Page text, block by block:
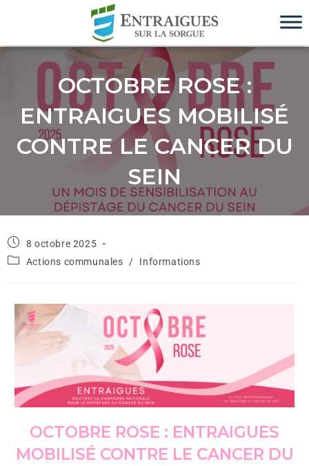
OCTOBRE ROSE :
ENTRAIGUES MOBILISÉ
CONTRE LE CANCER DU
SEIN
8 octobre 2025
Actions communales
/ Informations
OCTOBRE ROSE : ENTRAIGUES
MOBILISÉ CONTRE LE CANCER DU